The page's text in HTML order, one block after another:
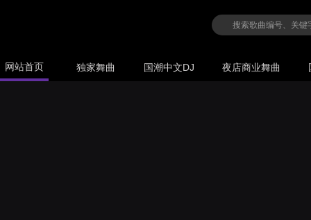
网站首页 独家舞曲 国潮中文DJ 夜店商业舞曲